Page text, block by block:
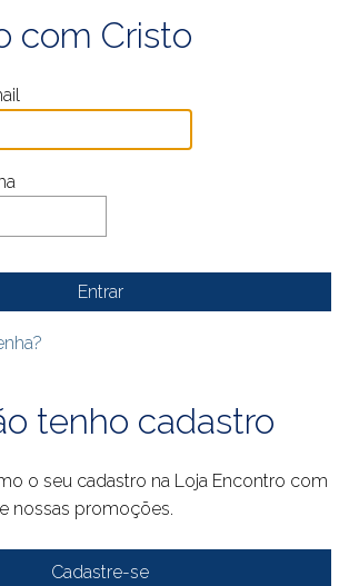
com Cristo
tenho cadastro
o seu cadastro na Loja Encontro com
nossas promoções.
Cadastre-se